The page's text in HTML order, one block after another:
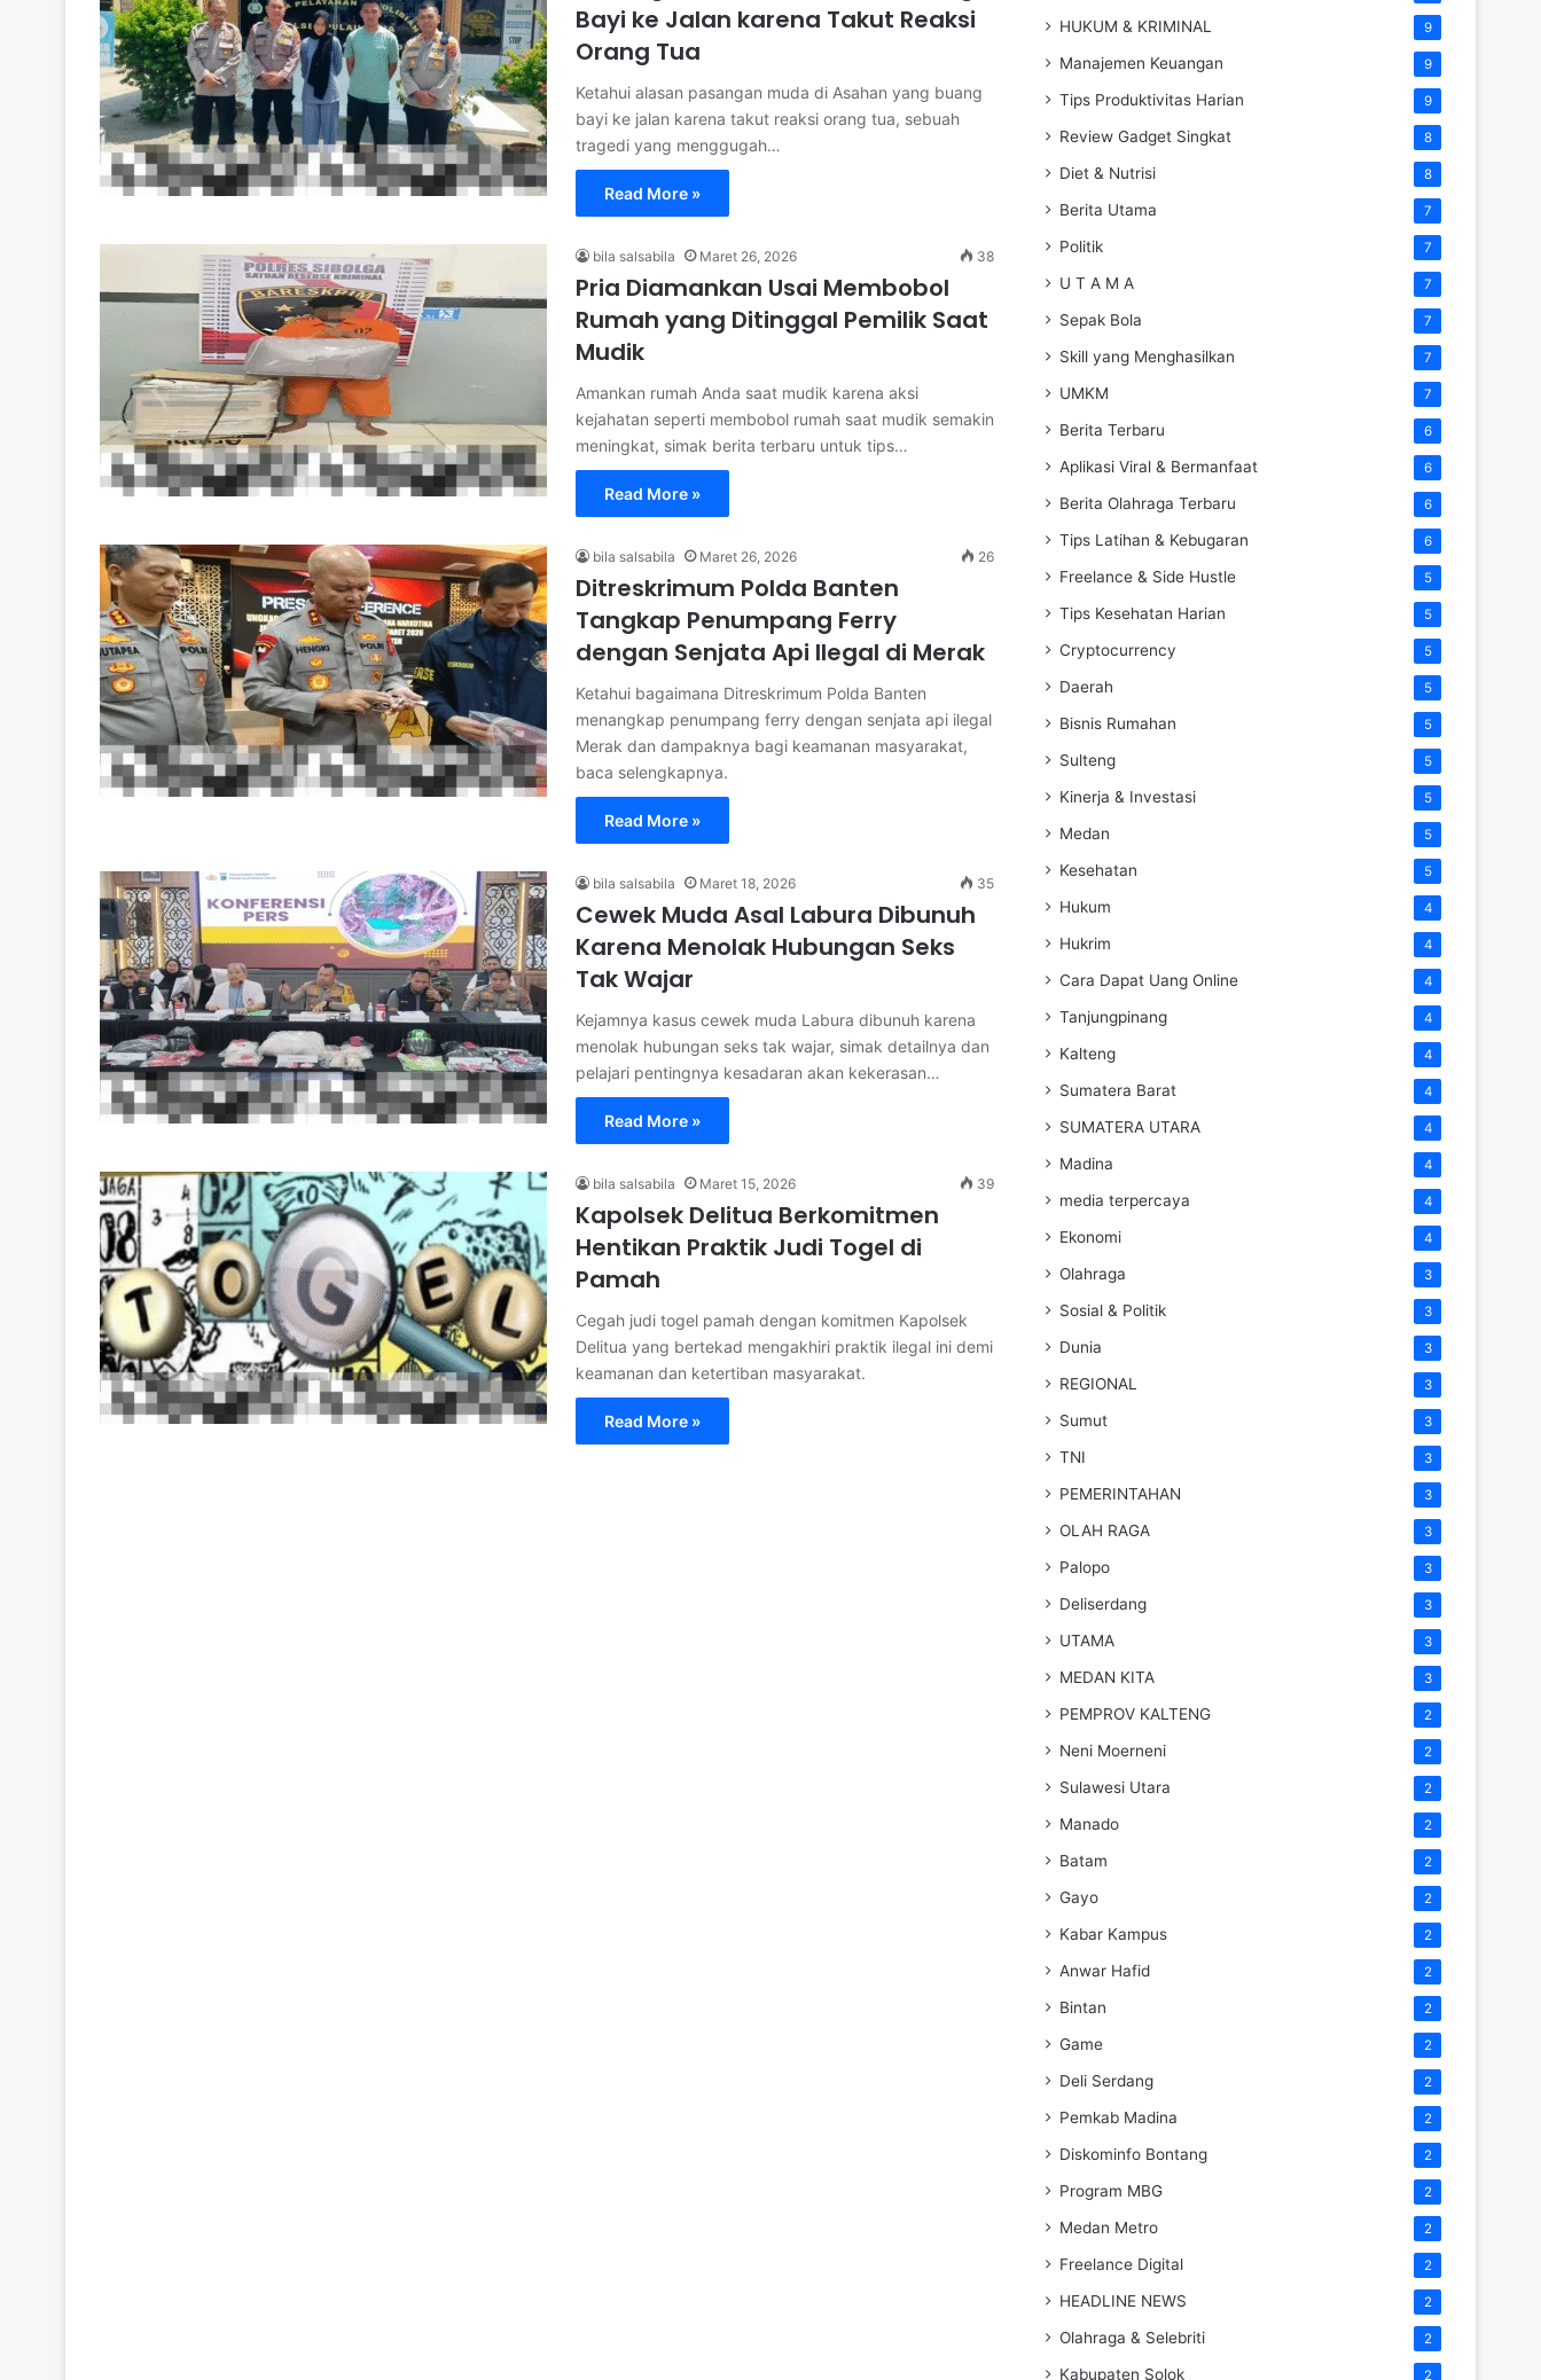
Bayi ke Jalan karena Takut Reaksi
Orang Tua
Ketahui alasan pasangan muda di Asahan yang buang
bayi ke jalan karena takut reaksi orang tua, sebuah
tragedi yang menggugah…
Read More »
bila salsabila Maret 26, 2026 38
Pria Diamankan Usai Membobol
Rumah yang Ditinggal Pemilik Saat
Mudik
Amankan rumah Anda saat mudik karena aksi
kejahatan seperti membobol rumah saat mudik semakin
meningkat, simak berita terbaru untuk tips…
Read More »
bila salsabila Maret 26, 2026 26
Ditreskrimum Polda Banten
Tangkap Penumpang Ferry
dengan Senjata Api Ilegal di Merak
Ketahui bagaimana Ditreskrimum Polda Banten
menangkap penumpang ferry dengan senjata api ilegal
Merak dan dampaknya bagi keamanan masyarakat,
baca selengkapnya.
Read More »
bila salsabila Maret 18, 2026 35
Cewek Muda Asal Labura Dibunuh
Karena Menolak Hubungan Seks
Tak Wajar
Kejamnya kasus cewek muda Labura dibunuh karena
menolak hubungan seks tak wajar, simak detailnya dan
pelajari pentingnya kesadaran akan kekerasan…
Read More »
bila salsabila Maret 15, 2026 39
Kapolsek Delitua Berkomitmen
Hentikan Praktik Judi Togel di
Pamah
Cegah judi togel pamah dengan komitmen Kapolsek
Delitua yang bertekad mengakhiri praktik ilegal ini demi
keamanan dan ketertiban masyarakat.
Read More »
HUKUM & KRIMINAL 9
Manajemen Keuangan 9
Tips Produktivitas Harian 9
Review Gadget Singkat 8
Diet & Nutrisi 8
Berita Utama 7
Politik 7
U T A M A 7
Sepak Bola 7
Skill yang Menghasilkan 7
UMKM 7
Berita Terbaru 6
Aplikasi Viral & Bermanfaat 6
Berita Olahraga Terbaru 6
Tips Latihan & Kebugaran 6
Freelance & Side Hustle 5
Tips Kesehatan Harian 5
Cryptocurrency 5
Daerah 5
Bisnis Rumahan 5
Sulteng 5
Kinerja & Investasi 5
Medan 5
Kesehatan 5
Hukum 4
Hukrim 4
Cara Dapat Uang Online 4
Tanjungpinang 4
Kalteng 4
Sumatera Barat 4
SUMATERA UTARA 4
Madina 4
media terpercaya 4
Ekonomi 4
Olahraga 3
Sosial & Politik 3
Dunia 3
REGIONAL 3
Sumut 3
TNI 3
PEMERINTAHAN 3
OLAH RAGA 3
Palopo 3
Deliserdang 3
UTAMA 3
MEDAN KITA 3
PEMPROV KALTENG 2
Neni Moerneni 2
Sulawesi Utara 2
Manado 2
Batam 2
Gayo 2
Kabar Kampus 2
Anwar Hafid 2
Bintan 2
Game 2
Deli Serdang 2
Pemkab Madina 2
Diskominfo Bontang 2
Program MBG 2
Medan Metro 2
Freelance Digital 2
HEADLINE NEWS 2
Olahraga & Selebriti 2
Kabupaten Solok 2